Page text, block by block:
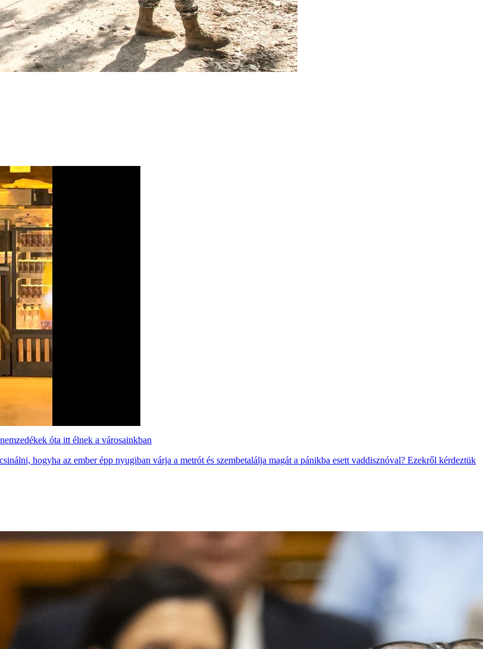
óta itt élnek a városainkban
hogyha az ember épp nyugiban várja a metrót és szembetalálja magát a pánikba esett vaddisznóval? Ezekről kérdeztük